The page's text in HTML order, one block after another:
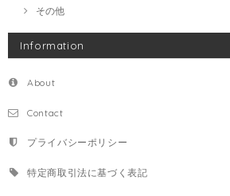
その他
Information
About
Contact
プライバシーポリシー
特定商取引法に基づく表記